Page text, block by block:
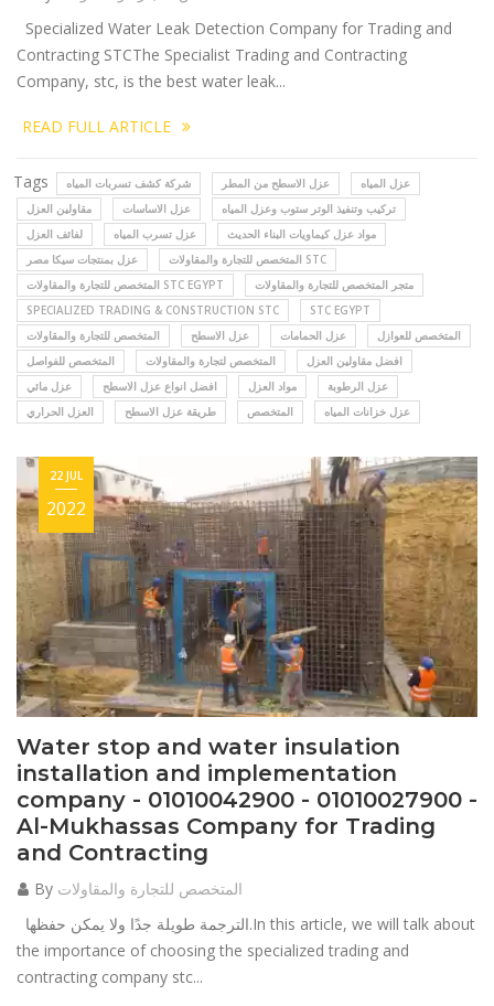
Specialized Water Leak Detection Company for Trading and
Contracting STCThe Specialist Trading and Contracting
Company, stc, is the best water leak...
READ FULL ARTICLE
Tags شركة كشف تسربات المياه عزل الاسطح من المطر
عزل المياه
مقاولين العزل
عزل الاساسات
تركيب وتنفيذ الوتر ستوب وعزل المياه
لفائف العزل
عزل تسرب المياه
مواد عزل كيماويات البناء الحديث
عزل بمنتجات سيكا مصر
المتخصص للتجارة والمقاولات STC
المتخصص للتجارة والمقاولات STC EGYPT
متجر المتخصص للتجارة والمقاولات
SPECIALIZED TRADING & CONSTRUCTION STC
STC EGYPT
المتخصص للتجارة والمقاولات
عزل الاسطح عزل الحمامات
المتخصص للعوازل
المتخصص للفواصل
المتخصص لتجارة والمقاولات
افضل مقاولين العزل
عزل مائي
افضل انواع عزل الاسطح مواد العزل
عزل الرطوبة
العزل الحراري
طريقة عزل الاسطح المتخصص عزل خزانات المياه
Water stop and water insulation
installation and implementation
company - 01010042900 - 01010027900 -
Al-Mukhassas Company for Trading
and Contracting
22 JUL
2022
By المتخصص للتجارة والمقاولات
the importance of choosing the specialized trading and
contracting company stc...